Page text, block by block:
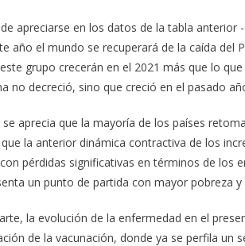
apreciarse en los datos de la tabla
año el mundo se recuperará de la caída
grupo crecerán en el 2021 más que lo
no decreció, sino que creció en el pasado
se aprecia que la mayoría de los países
la anterior dinámica contractiva de los
pérdidas significativas en términos de los
un punto de partida con mayor pobreza y
la evolución de la enfermedad en el
de la vacunación, donde ya se perfila